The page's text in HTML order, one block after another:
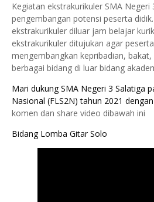
Kegiatan ekstrakurikuler SMA Negeri
pengembangan potensi peserta
ekstrakurikuler diluar jam belajar
ekstrakurikuler ditujukan agar
mengembangkan kepribadian,
berbagai bidang di luar bidang
Mari dukung SMA Negeri 3 Salatiga
Nasional (FLS2N) tahun 2021
komen dan share video dibawah ini
Bidang Lomba Gitar Solo